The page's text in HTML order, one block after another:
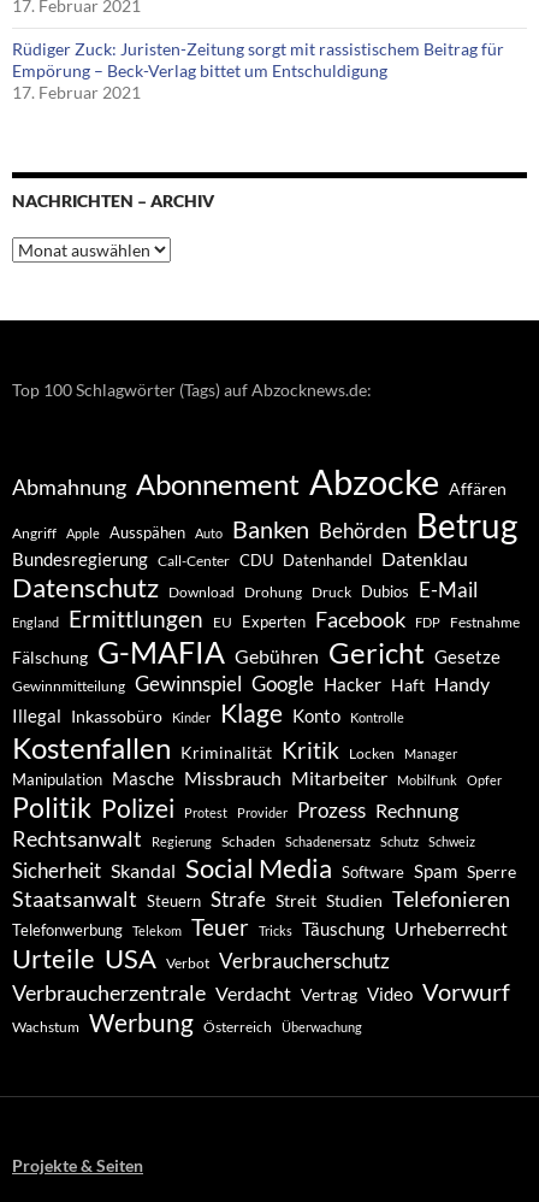
17. Februar 2021
Rüdiger Zuck: Juristen-Zeitung sorgt mit rassistischem Beitrag für
Empörung – Beck-Verlag bittet um Entschuldigung
17. Februar 2021
NACHRICHTEN – ARCHIV
Nachrichten
–
Top 100 Schlagwörter (Tags) auf Abzocknews.de:
Abmahnung Abonnement Abzocke Affären
Angriff Apple Ausspähen Auto Banken Behörden Betrug
Bundesregierung Call-Center CDU Datenhandel Datenklau
Datenschutz Download Drohung Druck Dubios E-Mail
England Ermittlungen EU Experten Facebook FDP Festnahme
Fälschung G-MAFIA Gebühren Gericht Gesetze
Gewinnmitteilung Gewinnspiel Google Hacker Haft Handy
Illegal Inkassobüro Kinder Klage Konto Kontrolle
Kostenfallen Kriminalität Kritik Locken Manager
Manipulation Masche Missbrauch Mitarbeiter Mobilfunk Opfer
Politik Polizei Protest Provider Prozess Rechnung
Rechtsanwalt Regierung Schaden Schadenersatz Schutz Schweiz
Sicherheit Skandal Social Media Software Spam Sperre
Staatsanwalt Steuern Strafe Streit Studien Telefonieren
Telefonwerbung Telekom Teuer Tricks Täuschung Urheberrecht
Urteile USA Verbot Verbraucherschutz
Verbraucherzentrale Verdacht Vertrag Video Vorwurf
Wachstum Werbung Österreich Überwachung
Projekte & Seiten